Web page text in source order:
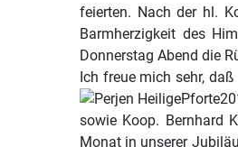
feierten. Nach der hl.
Barmherzigkeit des
Donnerstag Abend die
Ich freue mich sehr,
sowie Koop. Bernhard
Monat in unserer